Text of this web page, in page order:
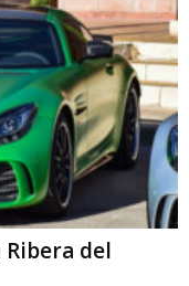
del